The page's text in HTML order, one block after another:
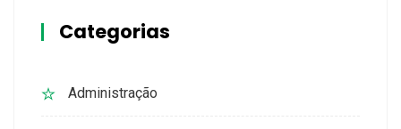
Categorias
Administração